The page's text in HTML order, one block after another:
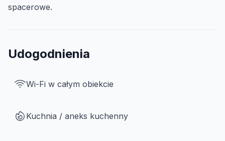
spacerowe.
Udogodnienia
Wi-Fi w całym obiekcie
Kuchnia / aneks kuchenny